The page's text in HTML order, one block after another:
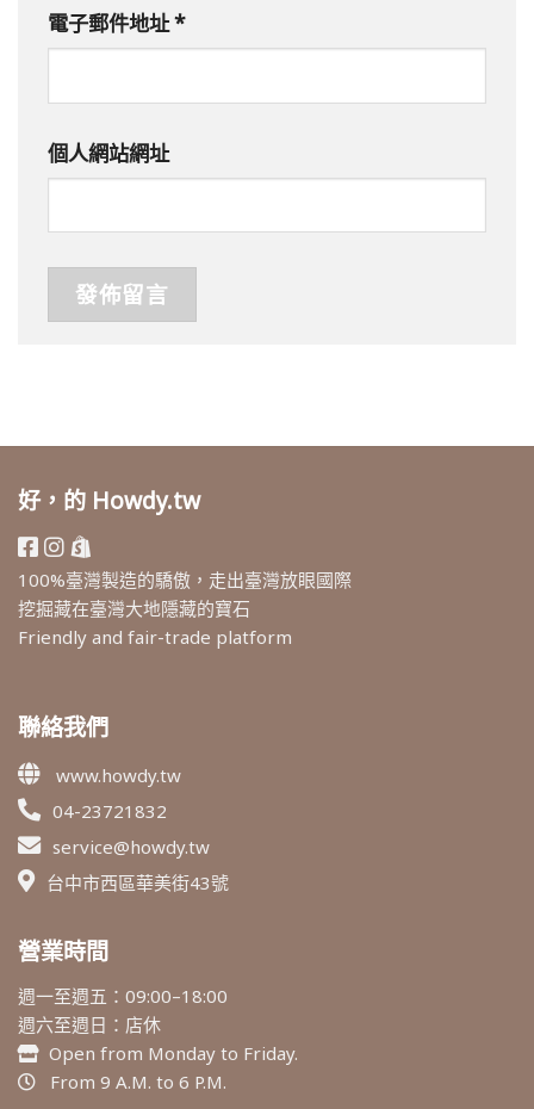
電子郵件地址*
個人網站網址
好，的 Howdy.tw
100%臺灣製造的驕傲，走出臺灣放眼國際
挖掘藏在臺灣大地隱藏的寶石
Friendly and fair-trade platform
聯絡我們
www.howdy.tw
04-23721832
service@howdy.tw
台中市西區華美街43號
營業時間
週一至週五：09:00–18:00
週六至週日：店休
Open from Monday to Friday.
From 9 A.M. to 6 P.M.